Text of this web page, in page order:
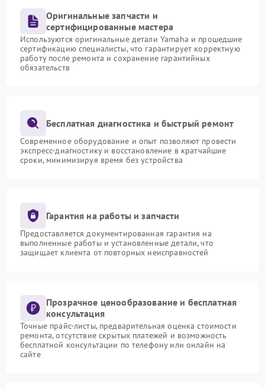
Оригинальные запчасти и
сертифицированные мастера
Используются оригинальные детали Yamaha и прошедшие
сертификацию специалисты, что гарантирует корректную
работу после ремонта и сохранение гарантийных
обязательств
Бесплатная диагностика и быстрый ремонт
Современное оборудование и опыт позволяют провести
экспресс-диагностику и восстановление в кратчайшие
сроки, минимизируя время без устройства
Гарантия на работы и запчасти
Предоставляется документированная гарантия на
выполненные работы и установленные детали, что
защищает клиента от повторных неисправностей
Прозрачное ценообразование и бесплатная
консультация
Точные прайс-листы, предварительная оценка стоимости
ремонта, отсутствие скрытых платежей и возможность
бесплатной консультации по телефону или онлайн на
сайте